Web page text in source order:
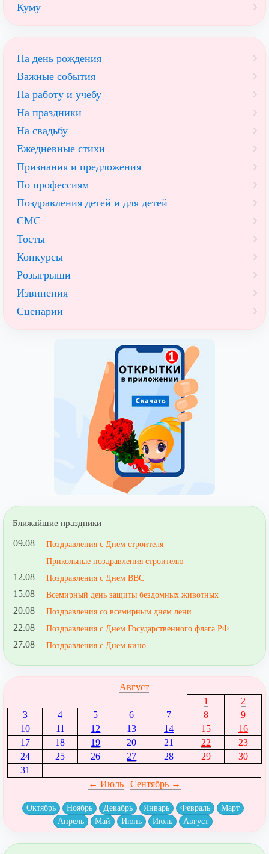
Куму
На день рождения
Важные события
На работу и учебу
На праздники
На свадьбу
Ежедневные стихи
Признания и предложения
По профессиям
Поздравления детей и для детей
СМС
Тосты
Конкурсы
Розыгрыши
Извинения
Сценарии
Ближайшие праздники
09.08
Поздравления с Днем строителя
Прикольные поздравления строителю
12.08 Поздравления с Днем ВВС
15.08 Всемирный день защиты бездомных животных
20.08 Поздравления со всемирным днем лени
22.08 Поздравления с Днем Государственного флага РФ
27.08 Поздравления с Днем кино
Август
1
2
3
4 5 6 7 8
9
10
11 12 13 14 15
16
17
18 19 20 21 22
23
24
25 26 27 28 29
30
31
← Июль| Сентябрь →
Октябрь Ноябрь Декабрь Январь Февраль
Март
Апрель
Май Июнь Июль Август